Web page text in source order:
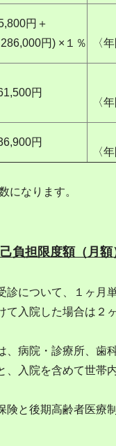
円＋
円) ×１％
〈
円
〈
円
〈
になります。
負担限度額（月額
診について、１ヶ月
て入院した場合は２
、病院・診療所、歯
、入院を含めて世帯
険と後期高齢者医療